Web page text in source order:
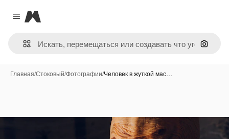
Close menu
Magnific
Поиск
Главная/Стоковый/Фотографии/Человек в жуткой мас…